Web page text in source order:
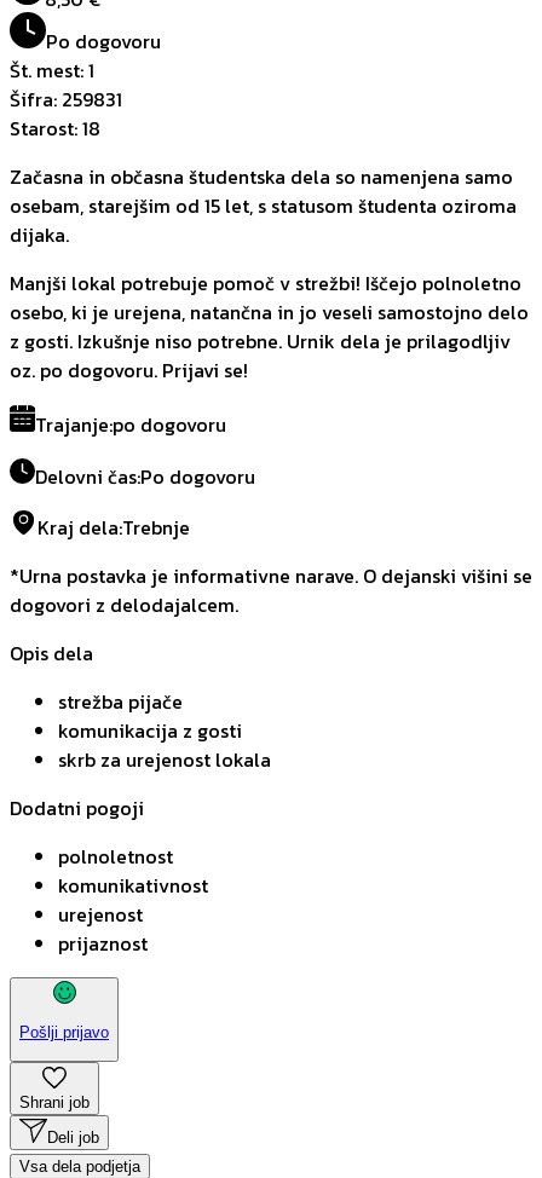
Po dogovoru
Št. mest:1
Šifra: 259831
Starost:18
Začasna in občasna študentska dela so namenjena samo
osebam, starejšim od 15 let, s statusom študenta oziroma
dijaka.
Manjši lokal potrebuje pomoč v strežbi! Iščejo polnoletno
osebo, ki je urejena, natančna in jo veseli samostojno delo
z gosti. Izkušnje niso potrebne. Urnik dela je prilagodljiv
oz. po dogovoru. Prijavi se!
Trajanje:po dogovoru
Delovni čas:Po dogovoru
Kraj dela:Trebnje
*Urna postavka je informativne narave. O dejanski višini se
dogovori z delodajalcem.
Opis dela
strežba pijače
komunikacija z gosti
skrb za urejenost lokala
Dodatni pogoji
polnoletnost
komunikativnost
urejenost
prijaznost
Pošlji prijavo
Shrani job
Deli job
Vsa dela podjetja